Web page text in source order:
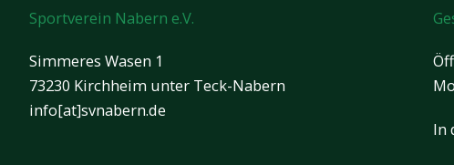
Sportverein Nabern e.V.
Simmeres Wasen 1
73230 Kirchheim unter Teck-Nabern
info[at]svnabern.de
In